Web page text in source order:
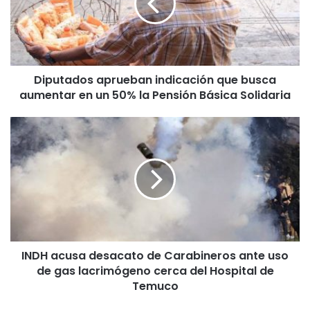
t
a
d
o
s
u
e
a
Diputados aprueban indicación que busca
aumentar en un 50% la Pensión Básica Solidaria
I
N
D
H
a
INDH acusa desacato de Carabineros ante uso
de gas lacrimógeno cerca del Hospital de
Temuco